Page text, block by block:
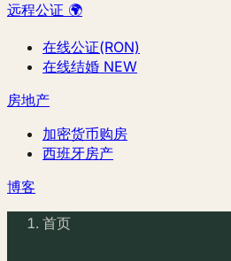
远程公证 🌍
在线公证(RON)
在线结婚 NEW
房地产
加密货币购房
西班牙房产
博客
首页